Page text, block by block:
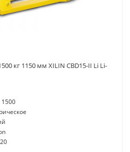
кг 1150 мм XILIN CBD15-II Li Li-
1500